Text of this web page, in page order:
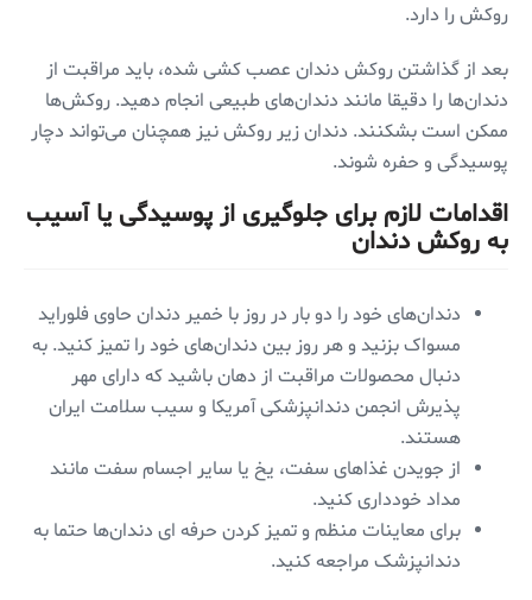
روکش را دارد.
بعد از گذاشتن روکش دندان عصب کشی شده، باید مراقبت از
دندان‌ها را دقیقا مانند دندان‌های طبیعی انجام دهید. روکش‌ها
ممکن است بشکنند. دندان زیر روکش نیز همچنان می‌تواند دچار
پوسیدگی و حفره شوند.
اقدامات لازم برای جلوگیری از پوسیدگی یا آسیب
به روکش دندان
دندان‌های خود را دو بار در روز با خمیر دندان حاوی فلوراید
مسواک بزنید و هر روز بین دندان‌های خود را تمیز کنید. به
دنبال محصولات مراقبت از دهان باشید که دارای مهر
پذیرش انجمن دندانپزشکی آمریکا و سیب سلامت ایران
هستند.
از جویدن غذاهای سفت، یخ یا سایر اجسام سفت مانند
مداد خودداری کنید.
برای معاینات منظم و تمیز کردن حرفه ای دندان‌ها حتما به
دندانپزشک مراجعه کنید.